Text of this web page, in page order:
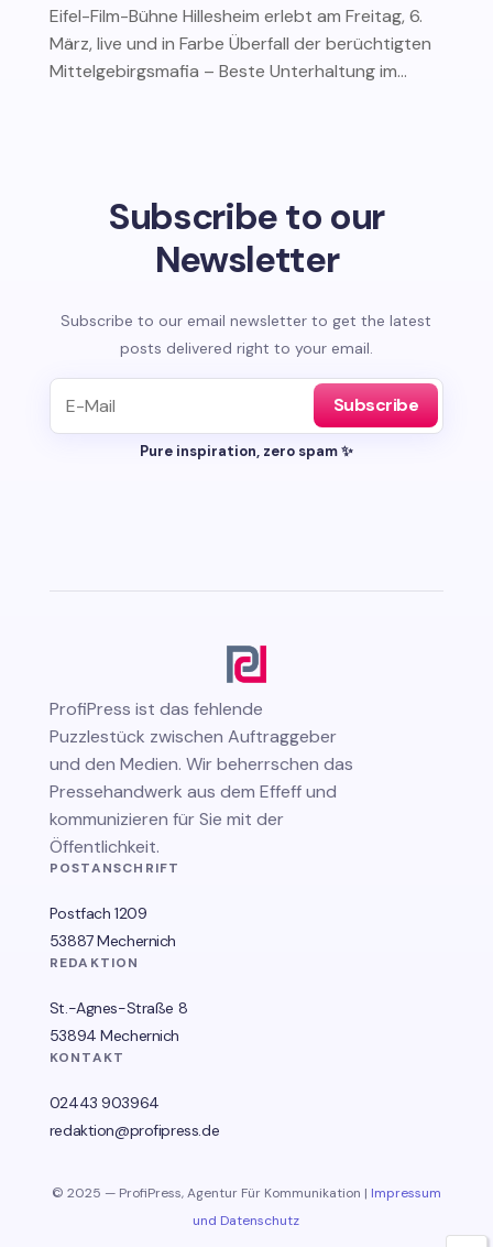
Eifel-Film-Bühne Hillesheim erlebt am Freitag, 6.
März, live und in Farbe Überfall der berüchtigten
Mittelgebirgsmafia – Beste Unterhaltung im...
Subscribe to our
Newsletter
Subscribe to our email newsletter to get the latest
posts delivered right to your email.
Subscribe
Pure inspiration, zero spam ✨
ProfiPress ist das fehlende
Puzzlestück zwischen Auftraggeber
und den Medien. Wir beherrschen das
Pressehandwerk aus dem Effeff und
kommunizieren für Sie mit der
Öffentlichkeit.
POSTANSCHRIFT
Postfach 1209
53887 Mechernich
REDAKTION
St.-Agnes-Straße 8
53894 Mechernich
KONTAKT
02443 903964
redaktion@profipress.de
© 2025 — ProfiPress, Agentur Für Kommunikation | Impressum
und Datenschutz